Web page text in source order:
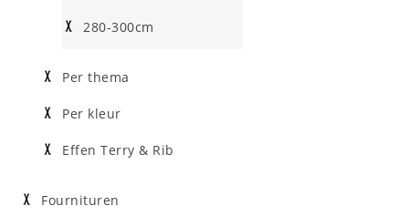
280-300cm
Per thema
Per kleur
Effen Terry & Rib
Fournituren